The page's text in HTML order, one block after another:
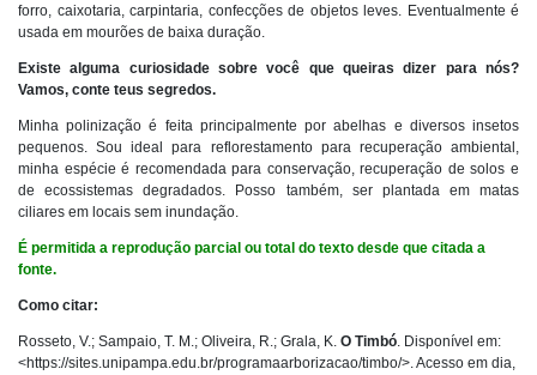
forro, caixotaria, carpintaria, confecções de objetos leves. Eventualmente é
usada em mourões de baixa duração.
Existe alguma curiosidade sobre você que queiras dizer para nós?
Vamos, conte teus segredos.
Minha polinização é feita principalmente por abelhas e diversos insetos
pequenos. Sou ideal para reflorestamento para recuperação ambiental,
minha espécie é recomendada para conservação, recuperação de solos e
de ecossistemas degradados. Posso também, ser plantada em matas
ciliares em locais sem inundação.
É permitida a reprodução parcial ou total do texto desde que citada a
fonte.
Como citar:
​Rosseto, V.; Sampaio, T. M.; Oliveira, R.; Grala, K. O Timbó. Disponível em:
<https://sites.unipampa.edu.br/programaarborizacao/timbo/>. Acesso em dia,